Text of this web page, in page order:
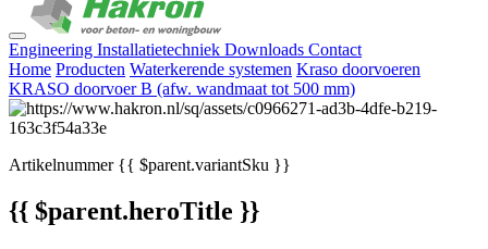
Engineering Installatietechniek Downloads Contact
Home Producten Waterkerende systemen Kraso doorvoeren
KRASO doorvoer B (afw. wandmaat tot 500 mm)
Artikelnummer{{ $parent.variantSku }}
{{ $parent.heroTitle }}